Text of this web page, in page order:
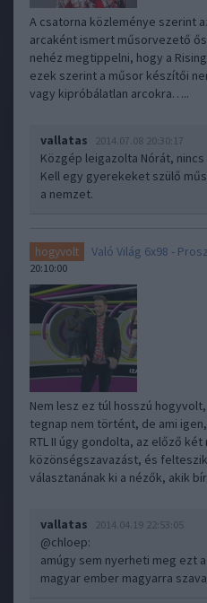
A csatorna közleménye szerint
arcaként ismert műsorvezető
nehéz megtippelni, hogy a
ezek szerint a műsor készítői
vagy kipróbálatlan arcokra…..
vallatas 2014.07.08 20:30:17
Közgép leigazolta Nórát,
Kell egy gyerekeket szülő
a nemzet.
hogyvolt Való Világ 6x98 -
20:10:00
Nem lesz ez túl hosszú
tegnap nem történt, de ami
RTL II úgy gondolta, az előző
közönségszavazást, és
választanának ki a nézők, akik
vallatas 2014.04.19 22:53:05
@chloep:
amúgy sem nyerheti meg ezt
magyar ember magyarra